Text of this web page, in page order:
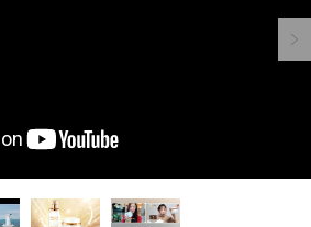
Next